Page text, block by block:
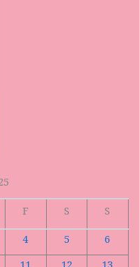
F S
S
4 5
6